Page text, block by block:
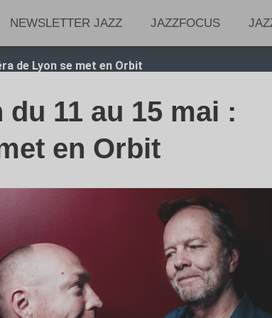
NEWSLETTER JAZZ JAZZFOCUS
de Lyon se met en Orbit
11 au 15 mai :
en Orbit